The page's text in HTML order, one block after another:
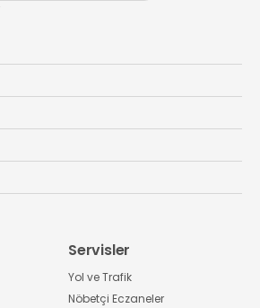
Servisler
Yol ve Trafik
Nöbetçi Eczaneler